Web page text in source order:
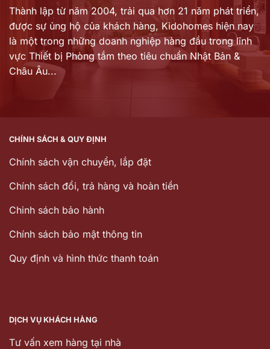
Thành lập từ năm 2004, trải qua hơn 21 năm phát triển,
được sự ủng hộ của khách hàng, Kidohomes hiện nay
là một trong những doanh nghiệp hàng đầu trong lĩnh
vực Thiết bị Phòng tắm theo tiêu chuẩn Nhật Bản &
Châu Âu...
CHÍNH SÁCH & QUY ĐỊNH
Chính sách vận chuyển, lắp đặt
Chính sách đổi, trả hàng và hoàn tiền
Chinh sách bảo hành
Chính sách bảo mật thông tin
Quy định và hình thức thanh toán
DỊCH VỤ KHÁCH HÀNG
Tư vấn xem hàng tại nhà